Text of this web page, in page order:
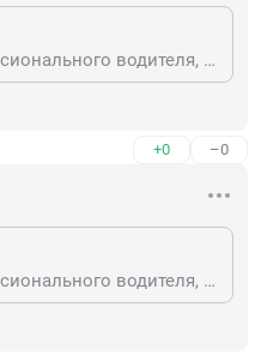
Замените собой профессионального водителя, подлежащего мобилизации на СВО, сделайте свой маленький вклад в соответствии со своим предложением!
+0 –0
Замените собой профессионального водителя, подлежащего мобилизации на СВО, сделайте свой маленький вклад в соответствии со своим предложением!